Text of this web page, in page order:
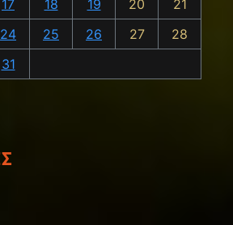
17 18 19 20
21
24 25 26 27
28
31